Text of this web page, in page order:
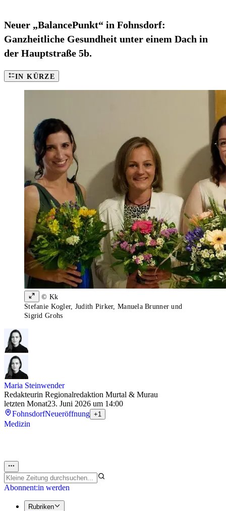
Neuer „BalancePunkt“ in Fohnsdorf:
Ganzheitliche Gesundheit unter einem Dach in
der Hauptstraße 5b.
IN KÜRZE
© Kk
Stefanie Kogler, Judith Pirker, Manuela Brunner und
Sigrid Grohs
Maria Steinwender
Redakteurin Regionalredaktion Murtal & Murau
letzten Monat23. Juni 2026 um 14:00
FohnsdorfNeueröffnung +1
Medizin
Abonnent:in werden
Rubriken